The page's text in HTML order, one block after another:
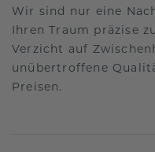
Wir sind nur eine
Ihren Traum präzise
Verzicht auf
unübertroffene
Preisen.